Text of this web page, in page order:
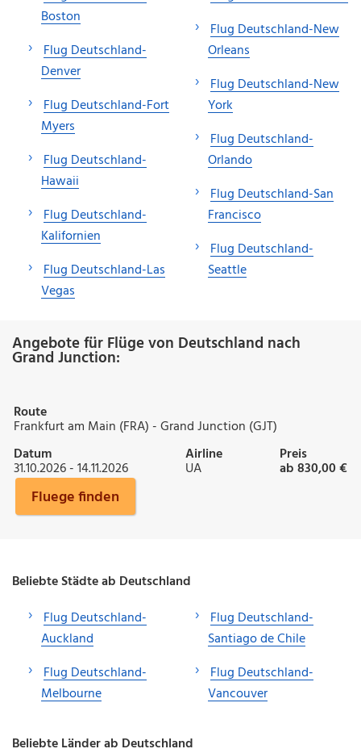
Boston
Flug Deutschland-
Denver
Flug Deutschland-Fort
Myers
Flug Deutschland-
Hawaii
Flug Deutschland-
Kalifornien
Flug Deutschland-Las
Vegas
Flug Deutschland-New
Orleans
Flug Deutschland-New
York
Flug Deutschland-
Orlando
Flug Deutschland-San
Francisco
Flug Deutschland-
Seattle
Angebote für Flüge von Deutschland nach
Grand Junction:
Route
Frankfurt am Main (FRA) - Grand Junction (GJT)
Datum
31.10.2026 - 14.11.2026
Airline
UA
Preis
ab 830,00 €
Fluege finden
Beliebte Städte ab Deutschland
Flug Deutschland-
Auckland
Flug Deutschland-
Melbourne
Flug Deutschland-
Santiago de Chile
Flug Deutschland-
Vancouver
Beliebte Länder ab Deutschland